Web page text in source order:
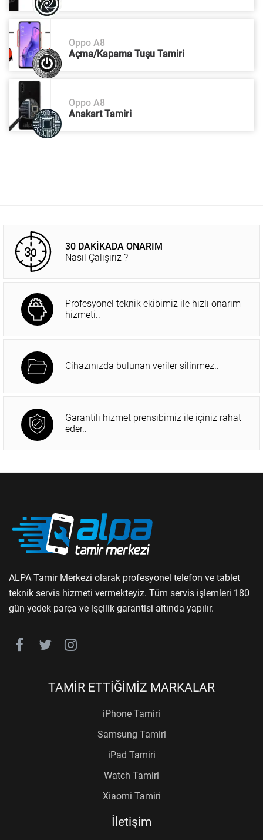
Oppo A8
Açma/Kapama Tuşu Tamiri
Oppo A8
Anakart Tamiri
30 DAKİKADA ONARIM
Nasıl Çalışırız ?
Profesyonel teknik ekibimiz ile hızlı onarım
hizmeti..
Cihazınızda bulunan veriler silinmez..
Garantili hizmet prensibimiz ile içiniz rahat
eder..
ALPA Tamir Merkezi olarak profesyonel telefon ve tablet
teknik servis hizmeti vermekteyiz. Tüm servis işlemleri 180
gün yedek parça ve işçilik garantisi altında yapılır.
TAMİR ETTİĞİMİZ MARKALAR
iPhone Tamiri
Samsung Tamiri
iPad Tamiri
Watch Tamiri
Xiaomi Tamiri
İletişim